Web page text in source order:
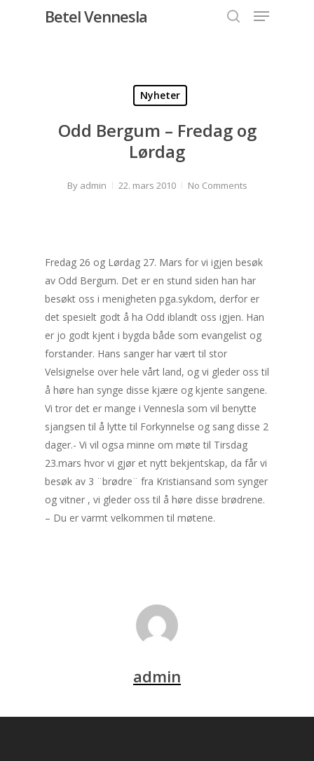
Betel Vennesla Menu
Nyheter
Odd Bergum – Fredag og
Lørdag
By admin 22. mars 2010 No Comments
Fredag 26 og Lørdag 27. Mars for vi igjen besøk
av Odd Bergum. Det er en stund siden han har
besøkt oss i menigheten pga.sykdom, derfor er
det spesielt godt å ha Odd iblandt oss igjen. Han
er jo godt kjent i bygda både som evangelist og
forstander. Hans sanger har vært til stor
Velsignelse over hele vårt land, og vi gleder oss til
å høre han synge disse kjære og kjente sangene.
Vi tror det er mange i Vennesla som vil benytte
sjangsen til å lytte til Forkynnelse og sang disse 2
dager.- Vi vil ogsa minne om møte til Tirsdag
23.mars hvor vi gjør et nytt bekjentskap, da får vi
besøk av 3 ¨brødre¨ fra Kristiansand som synger
og vitner , vi gleder oss til å høre disse brødrene.
– Du er varmt velkommen til møtene.
admin